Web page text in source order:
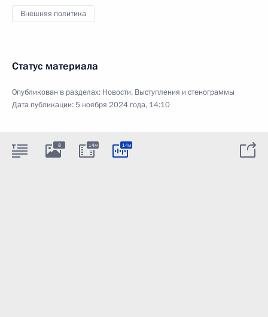
Внешняя политика
Статус материала
Опубликован в разделах: Новости, Выступления и стенограммы
Дата публикации:5 ноября 2024 года, 14:10
8 14м 14м